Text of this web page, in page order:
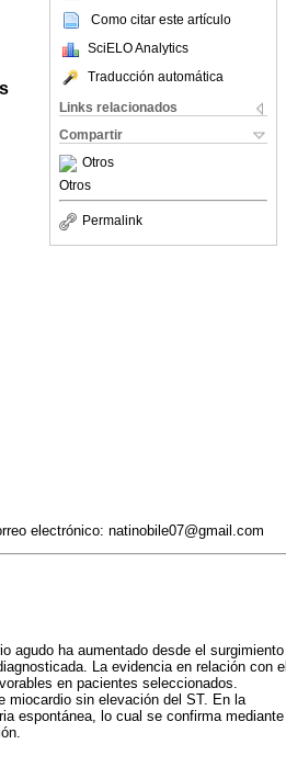
Como citar este artículo
SciELO Analytics
Traducción automática
Links relacionados
Compartir
Otros
Otros
Permalink
electrónico: natinobile07@gmail.com
agudo ha aumentado desde el surgimiento
La evidencia en relación con el
en pacientes seleccionados.
miocardio sin elevación del ST. En la
espontánea, lo cual se confirma mediante